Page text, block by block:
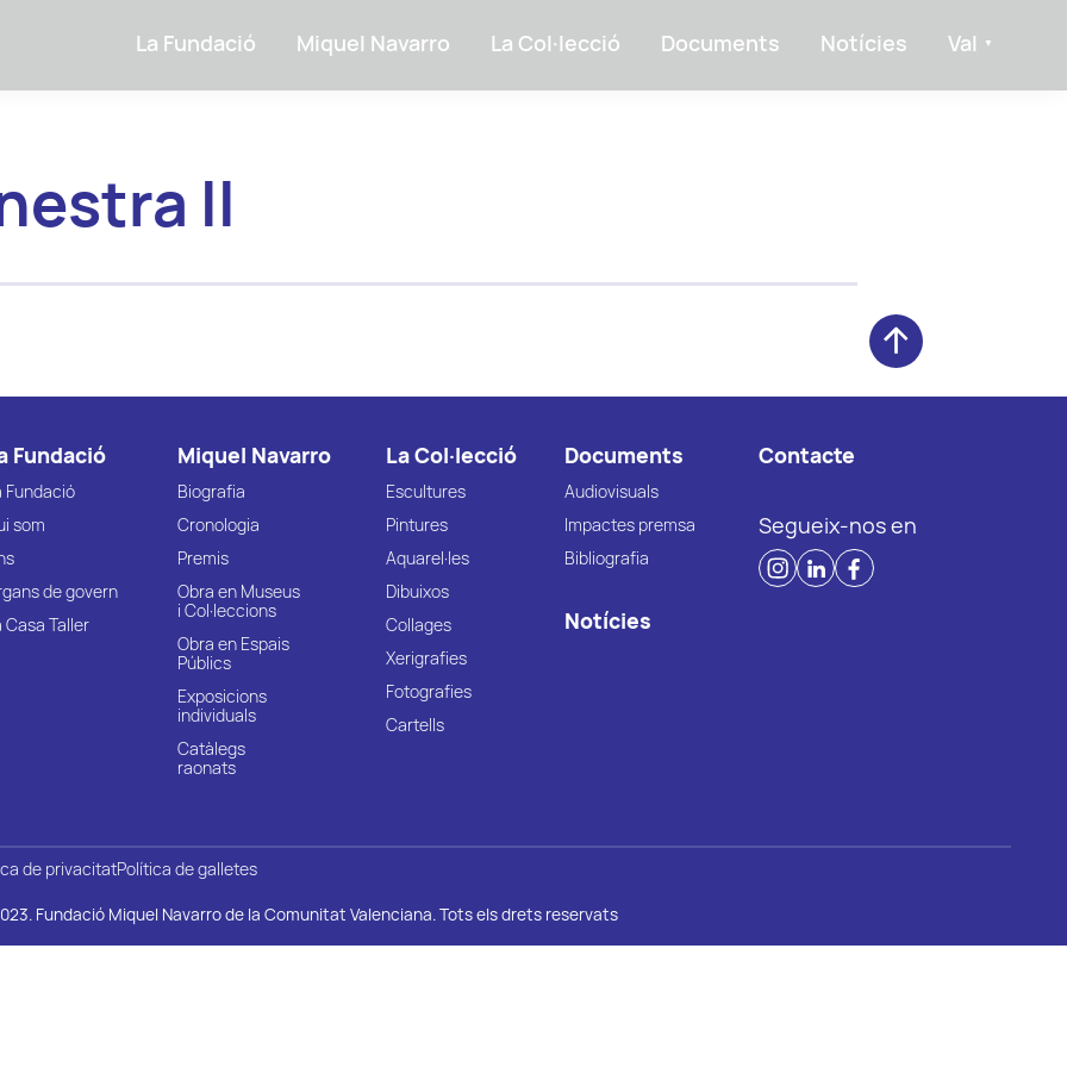
La Fundació Miquel Navarro La Col·lecció Documents Notícies Val
II
Fundació
Fundació
som
de govern
Casa Taller
Miquel Navarro
Biografia
Cronologia
Premis
Obra en Museus
i Col·leccions
Obra en Espais
Públics
Exposicions
individuals
Catàlegs
raonats
La Col·lecció
Escultures
Pintures
Aquarel·les
Dibuixos
Collages
Xerigrafies
Fotografies
Cartells
Documents
Audiovisuals
Impactes premsa
Bibliografia
Notícies
Contacte
Segueix-nos en
de privacitatPolítica de galletes
Fundació Miquel Navarro de la Comunitat Valenciana. Tots els drets reservats